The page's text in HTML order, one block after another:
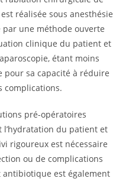
réalisée sous anesthésie
une méthode ouverte
clinique du patient et
étant moins
pour sa capacité à réduire
complications.
pré-opératoires
du patient et
rigoureux est nécessaire
ou de complications
est également